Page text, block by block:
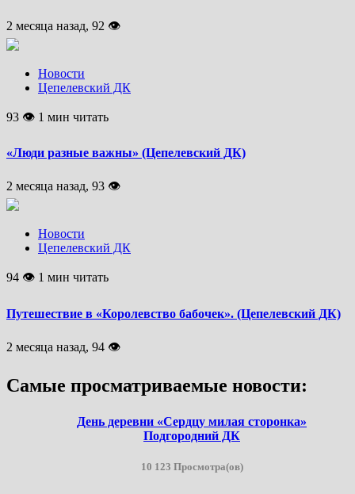
2 месяца назад, 92 👁
Новости
Цепелевский ДК
93 👁 1 мин читать
«Люди разные важны» (Цепелевский ДК)
2 месяца назад, 93 👁
Новости
Цепелевский ДК
94 👁 1 мин читать
Путешествие в «Королевство бабочек». (Цепелевский ДК)
2 месяца назад, 94 👁
Самые просматриваемые новости:
День деревни «Сердцу милая сторонка»
Подгородний ДК
10 123 Просмотра(ов)